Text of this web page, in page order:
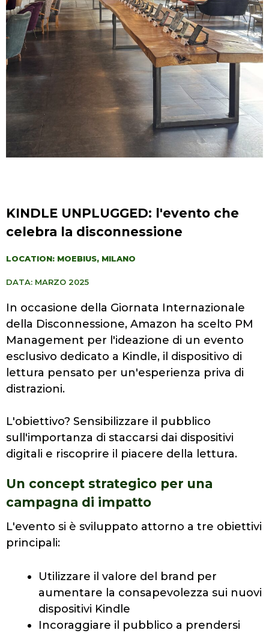
KINDLE UNPLUGGED: l'evento che
celebra la disconnessione
LOCATION: MOEBIUS, MILANO
DATA: MARZO 2025
In occasione della Giornata Internazionale
della Disconnessione, Amazon ha scelto PM
Management per l'ideazione di un evento
esclusivo dedicato a Kindle, il dispositivo di
lettura pensato per un'esperienza priva di
distrazioni.
L'obiettivo? Sensibilizzare il pubblico
sull'importanza di staccarsi dai dispositivi
digitali e riscoprire il piacere della lettura.
Un concept strategico per una
campagna di impatto
L'evento si è sviluppato attorno a tre obiettivi
principali:
Utilizzare il valore del brand per
aumentare la consapevolezza sui nuovi
dispositivi Kindle
Incoraggiare il pubblico a prendersi